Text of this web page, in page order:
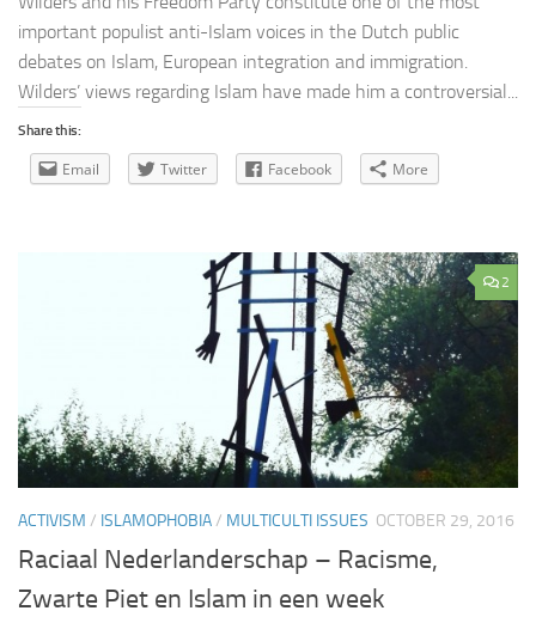
important populist anti-Islam voices in the Dutch public
debates on Islam, European integration and immigration.
Wilders’ views regarding Islam have made him a controversial...
Share this:
Email Twitter Facebook More
2
ACTIVISM / ISLAMOPHOBIA/ MULTICULTI ISSUES OCTOBER 29, 2016
Raciaal Nederlanderschap – Racisme,
Zwarte Piet en Islam in een week